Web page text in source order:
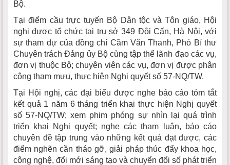
Bộ.
Tại điểm cầu trực tuyến Bộ Dân tộc và Tôn giáo, Hội
nghị được tổ chức tại trụ sở 349 Đội Cấn, Hà Nội, với
sự tham dự của đồng chí Cầm Văn Thanh, Phó Bí thư
Chuyên trách Đảng ủy Bộ cùng tập thể lãnh đạo các vụ,
đơn vị thuộc Bộ; chuyên viên các vụ, đơn vị được phân
công tham mưu, thực hiện Nghị quyết số 57-NQ/TW.
Tại Hội nghị, các đại biểu được nghe báo cáo tóm tắt
kết quả 1 năm 6 tháng triển khai thực hiện Nghị quyết
số 57-NQ/TW; xem phim phóng sự nhìn lại quá trình
triển khai Nghị quyết; nghe các tham luận, báo cáo
chuyên đề tập trung vào những kết quả đạt được, các
điểm nghẽn cần tháo gỡ, giải pháp thúc đẩy khoa học,
công nghệ, đổi mới sáng tạo và chuyển đổi số phát triển